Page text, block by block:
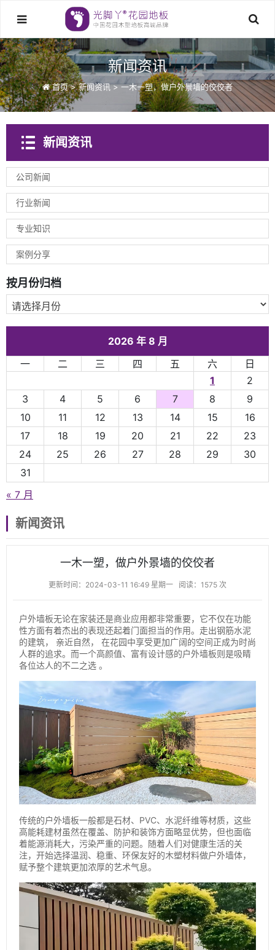
新闻资讯
首页 >新闻资讯 >一木一塑，做户外景墙的佼佼者
新闻资讯
公司新闻
行业新闻
专业知识
案例分享
按月份归档
2026 年 8 月
一
二 三 四 五 六
日
1
2
3
4 5 6 7 8
9
10
11 12 13 14 15
16
17
18 19 20 21 22
23
24
25 26 27 28 29
30
31
« 7 月
新闻资讯
一木一塑，做户外景墙的佼佼者
更新时间：2024-03-11 16:49 星期一 阅读：1575 次
户外墙板无论在家装还是商业应用都非常重要，它不仅在功能
性方面有着杰出的表现还起着门面担当的作用。走出钢筋水泥
的建筑， 亲近自然， 在花园中享受更加广阔的空间正成为时尚
人群的追求。而一个高颜值、富有设计感的户外墙板则是吸睛
各位达人的不二之选 。
传统的户外墙板一般都是石材、PVC、水泥纤维等材质，这些
高能耗建材虽然在覆盖、防护和装饰方面略显优势，但也面临
着能源消耗大，污染严重的问题。随着人们对健康生活的关
注，开始选择温润、稳重、环保友好的木塑材料做户外墙体，
赋予整个建筑更加浓厚的艺术气息。